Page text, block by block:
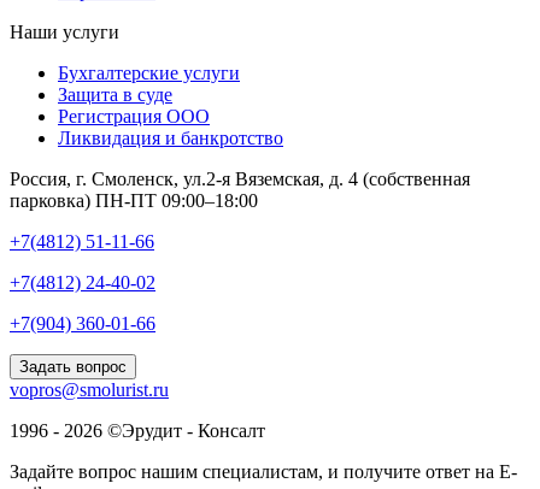
Наши услуги
Бухгалтерские услуги
Защита в суде
Регистрация ООО
Ликвидация и банкротство
Россия, г. Смоленск, ул.2-я Вяземская, д. 4 (собственная
парковка) ПН-ПТ 09:00–18:00
+7(4812) 51-11-66
+7(4812) 24-40-02
+7(904) 360-01-66
Задать вопрос
vopros@smolurist.ru
1996 - 2026 ©Эрудит - Консалт
Задайте вопрос нашим специалистам, и получите ответ на E-